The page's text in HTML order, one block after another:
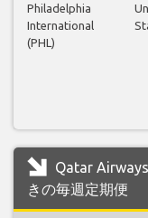
Philadelphia
International
(PHL)
Qatar
きの毎週定期便